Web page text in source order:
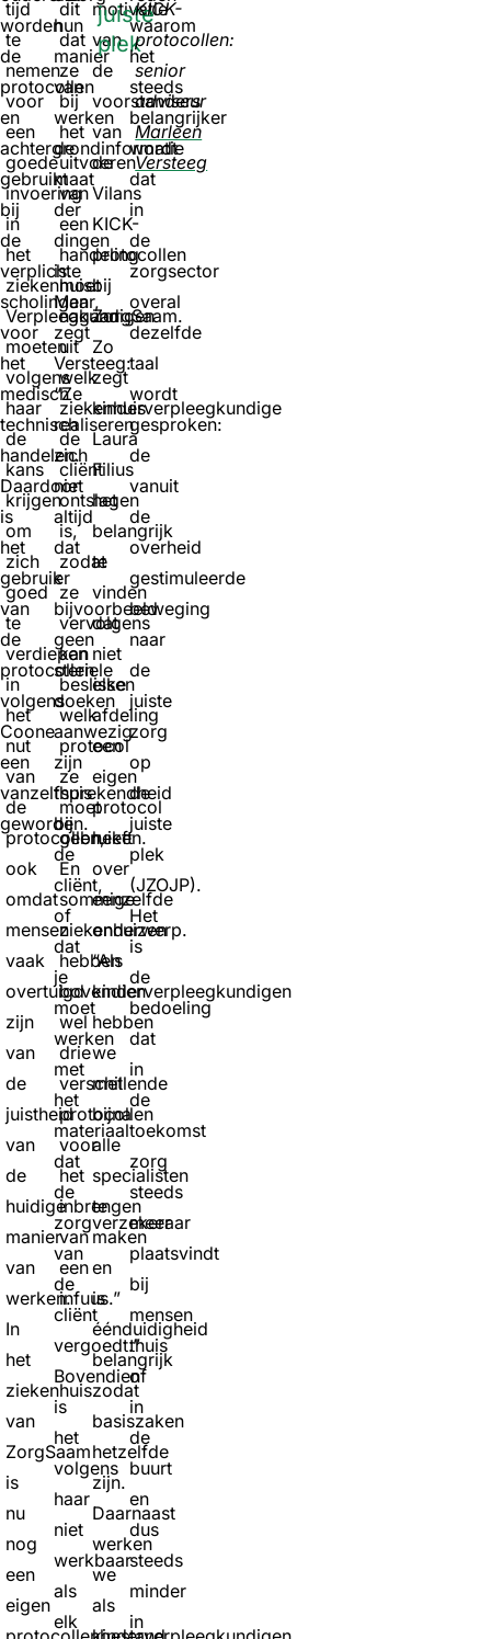
worden
de
protocollen
en
achtergrondinformatie
gebruikt
bij
de
verplichte
scholingen
voor
het
medisch
technisch
handelen.
Daardoor
is
het
gebruik
van
de
protocollen
volgens
Coone
een
vanzelfsprekendheid
geworden.
tijd
te
nemen
voor
een
goede
invoering
in
het
ziekenhuis.
Verpleegkundigen
moeten
volgens
haar
de
kans
krijgen
om
zich
goed
te
verdiepen
in
het
nut
van
de
protocollen,
ook
omdat
mensen
vaak
overtuigd
zijn
van
de
juistheid
van
de
huidige
manier
van
werken.
In
het
ziekenhuis
van
ZorgSaam
is
nu
nog
een
eigen
hun
manier
van
werken
de
maat
der
dingen
is.
Maar,
zegt
Versteeg:
“Ze
realiseren
zich
niet
altijd
dat
er
bijvoorbeeld
geen
steriele
doeken
aanwezig
zijn
thuis
bij
de
cliënt,
of
dat
je
moet
werken
met
het
materiaal
dat
de
zorgverzekeraar
van
de
cliënt
vergoedt.”
Bovendien
is
het
volgens
haar
niet
werkbaar
als
elk
dit
dat
ze
bij
het
uitvoeren
van
een
handeling
moet
nagaan
uit
welk
ziekenhuis
de
cliënt
ontslagen
is,
zodat
ze
vervolgens
kan
beslissen
welk
protocol
ze
moet
gebruiken.
En
sommige
ziekenhuizen
hebben
bovendien
wel
drie
verschillende
protocollen
voor
het
inbrengen
van
een
infuus.”
motivatie
van
de
voorstanders
van
de
Vilans
KICK-
protocollen
bij
ZorgSaam.
Zo
zegt
kinderverpleegkundige
Laura
Filius
het
belangrijk
te
vinden
dat
niet
elke
afdeling
een
eigen
protocol
heeft
over
eenzelfde
onderwerp.
“Als
kinderverpleegkundigen
hebben
we
met
bijna
alle
specialisten
te
maken
en
is
éénduidigheid
belangrijk
zodat
basiszaken
hetzelfde
zijn.
Daarnaast
werken
we
als
juiste
plek
waarom
het
steeds
belangrijker
wordt
dat
in
de
zorgsector
overal
dezelfde
taal
wordt
gesproken:
de
vanuit
de
overheid
gestimuleerde
beweging
naar
de
juiste
zorg
op
de
juiste
plek
(JZOJP).
Het
is
de
bedoeling
dat
in
de
toekomst
zorg
steeds
meer
plaatsvindt
bij
mensen
thuis
of
in
de
buurt
en
dus
steeds
minder
in
KICK-
protocollen:
senior
adviseur
Marleen
Versteeg